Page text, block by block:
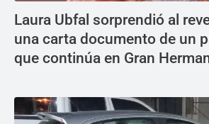
Laura Ubfal sorprendió al
una carta documento de un
que continúa en Gran